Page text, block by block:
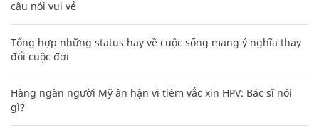
câu nói vui vẻ
Tổng hợp những status hay về cuộc sống mang ý nghĩa thay
đổi cuộc đời
Hàng ngàn người Mỹ ân hận vì tiêm vắc xin HPV: Bác sĩ nói
gì?